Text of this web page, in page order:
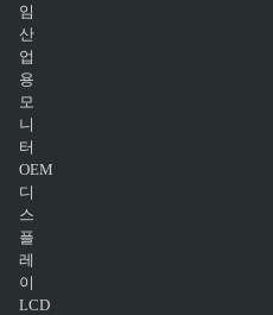
임
산
업
용
모
니
터
OEM
디
스
플
레
이
LCD